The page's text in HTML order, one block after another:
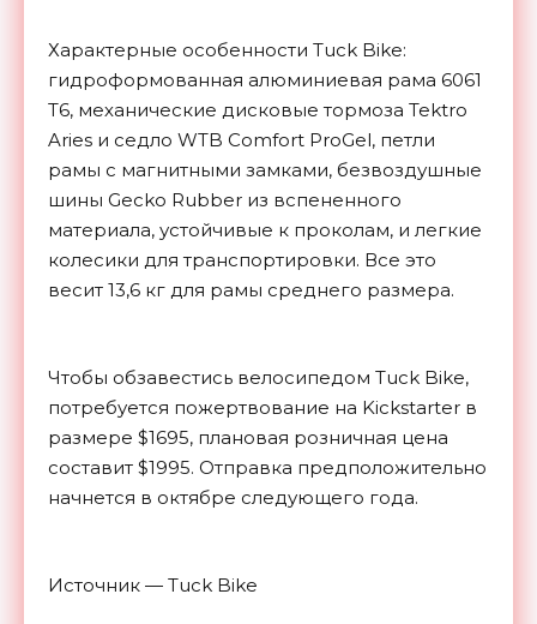
Характерные особенности Tuck Bike:
гидроформованная алюминиевая рама 6061
T6, механические дисковые тормоза Tektro
Aries и седло WTB Comfort ProGel, петли
рамы с магнитными замками, безвоздушные
шины Gecko Rubber из вспененного
материала, устойчивые к проколам, и легкие
колесики для транспортировки. Все это
весит 13,6 кг для рамы среднего размера.
Чтобы обзавестись велосипедом Tuck Bike,
потребуется пожертвование на Kickstarter в
размере $1695, плановая розничная цена
составит $1995. Отправка предположительно
начнется в октябре следующего года.
Источник — Tuck Bike